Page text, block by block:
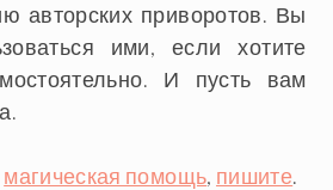
авторских приворотов. Вы
ими, если хотите
И пусть вам
магическая помощь, пишите.